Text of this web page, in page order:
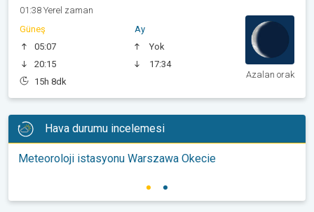
01:38 Yerel zaman
Güneş
05:07
20:15
15h 8dk
Ay
Yok
17:34
Azalan orak
Hava durumu incelemesi
Meteoroloji istasyonu Warszawa Okecie